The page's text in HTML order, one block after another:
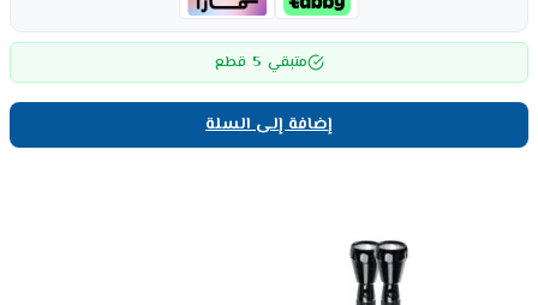
متبقي 5 قطع
إضافة إلى السلة